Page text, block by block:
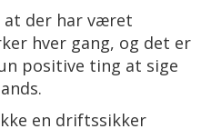
at der har været
hver gang, og det er
positive ting at sige
en driftssikker